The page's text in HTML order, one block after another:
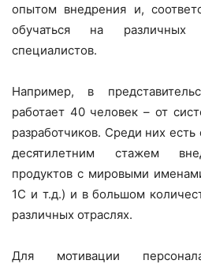
опытом внедрения и,
обучаться на
специалистов.
Например, в
работает 40 человек – от
разработчиков. Среди них
десятилетним стажем
продуктов с мировыми
1C и т.д.) и в большом
различных отраслях.
Для мотивации